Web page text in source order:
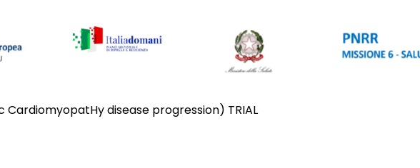
disease progression) TRIAL